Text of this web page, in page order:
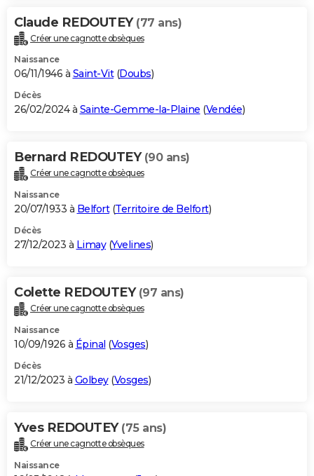
Claude REDOUTEY (77 ans)
Créer une cagnotte obsèques
Naissance
06/11/1946 à Saint-Vit(Doubs)
Décès
26/02/2024 à Sainte-Gemme-la-Plaine (Vendée)
Bernard REDOUTEY (90 ans)
Créer une cagnotte obsèques
Naissance
20/07/1933 à Belfort(Territoire de Belfort)
Décès
27/12/2023 à Limay(Yvelines)
Colette REDOUTEY (97 ans)
Créer une cagnotte obsèques
Naissance
10/09/1926 à Épinal (Vosges)
Décès
21/12/2023 à Golbey(Vosges)
Yves REDOUTEY (75 ans)
Créer une cagnotte obsèques
Naissance